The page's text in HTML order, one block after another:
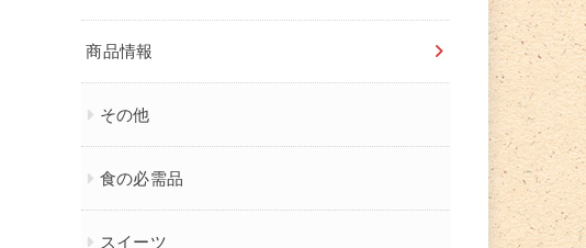
商品情報
その他
食の必需品
スイーツ